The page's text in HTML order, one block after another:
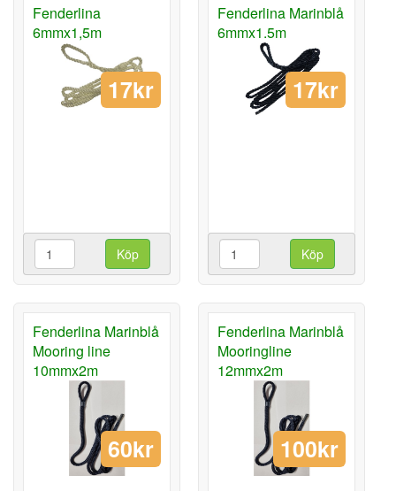
Fenderlina
6mmx1,5m
17kr
Köp
Fenderlina Marinblå
6mmx1.5m
17kr
Köp
Fenderlina Marinblå
Mooring line
10mmx2m
60kr
Fenderlina Marinblå
Mooringline
12mmx2m
100kr